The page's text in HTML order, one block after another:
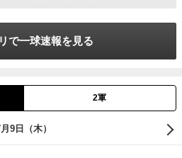
で一球速報を見る
2軍
9日（木）